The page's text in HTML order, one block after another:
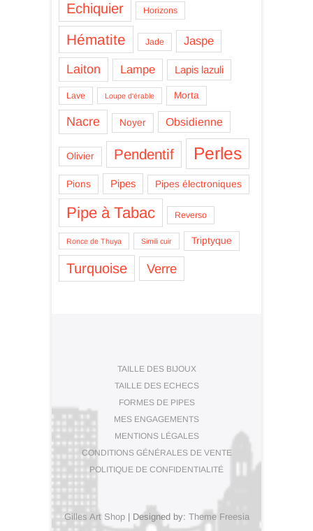
Echiquier Horizons
Hématite Jade Jaspe
Laiton Lampe Lapis lazuli
Lave Loupe d'érable Morta
Nacre Noyer Obsidienne
Olivier Pendentif Perles
Pions Pipes Pipes électroniques
Pipe à Tabac Reverso
Ronce de Thuya Simili cuir Triptyque
Turquoise Verre
TAILLE DES BIJOUX
TAILLE DES ECHECS
FORMES DE PIPES
MES ENGAGEMENTS
MENTIONS LÉGALES
CONDITIONS GÉNÉRALES DE VENTE
POLITIQUE DE CONFIDENTIALITÉ
Gilles Art Shop| Designed by: Theme Freesia